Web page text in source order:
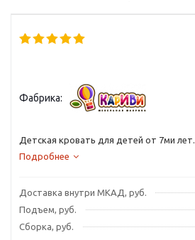
Фабрика:
Детская кровать для детей от 7ми лет.
Подробнее
Доставка внутри МКАД, руб.
Подъем, руб.
Сборка, руб.